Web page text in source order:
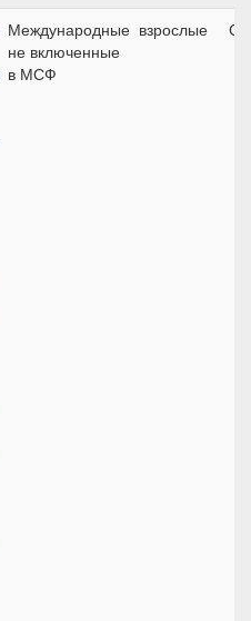
Международные
не включенные
в МСФ
взрослые